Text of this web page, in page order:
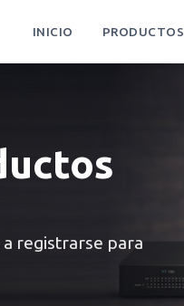
INICIO PRODUCTOS
registrarse para